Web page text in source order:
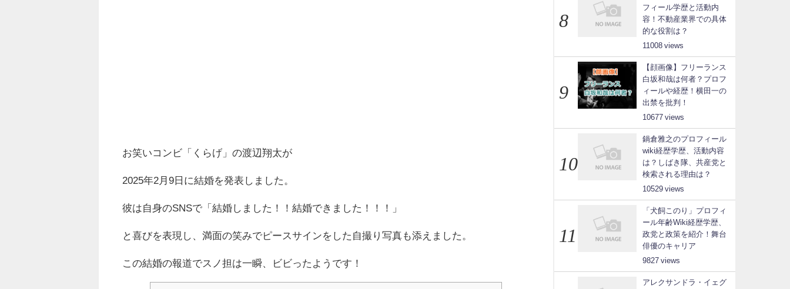
お笑いコンビ「くらげ」の渡辺翔太が
2025年2月9日に結婚を発表しました。
彼は自身のSNSで「結婚しました！！結婚できました！！！」
と喜びを表現し、満面の笑みでピースサインをした自撮り写真も添えました。
この結婚の報道でスノ担は一瞬、ビビったようです！
フィール学歴と活動内
容！不動産業界での具体
的な役割は？
11008
【顔画像】フリーランス
白坂和哉は何者？プロフ
ィールや経歴！横田一の
出禁を批判！
10677
鍋倉雅之のプロフィール
wiki経歴学歴、活動内容
は？しばき隊、共産党と
検索される理由は？
10529
「犬飼このり」プロフィ
ール年齢Wiki経歴学歴、
政党と政策を紹介！舞台
俳優のキャリア
9827
アレクサンドラ・イェグ